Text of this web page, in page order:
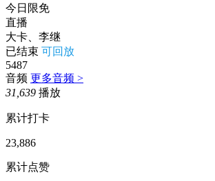
今日限免
直播
大卡、李继
已结束 可回放
5487
音频 更多音频 >
31,639 播放
累计打卡
23,886
累计点赞